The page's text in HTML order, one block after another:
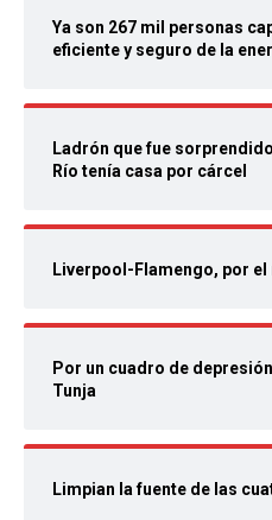
Ya son 267 mil personas
eficiente y seguro de la
Ladrón que fue
Río tenía casa por cárcel
Liverpool-Flamengo, por
Por un cuadro de
Tunja
Limpian la fuente de las